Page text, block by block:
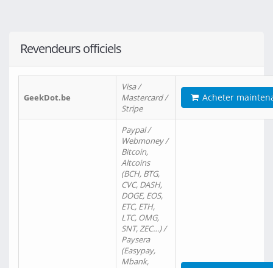
Revendeurs officiels
GeekDot.be
Visa /
Mastercard /
Stripe
Acheter
Paypal /
Webmoney /
Bitcoin,
Altcoins
(BCH, BTG,
CVC, DASH,
DOGE, EOS,
ETC, ETH,
LTC, OMG,
SNT, ZEC…) /
Paysera
(Easypay,
Mbank,